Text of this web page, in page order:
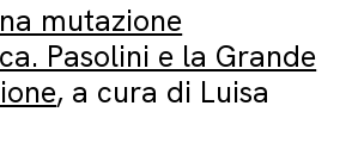
mutazione
Pasolini e la Grande
, a cura di Luisa